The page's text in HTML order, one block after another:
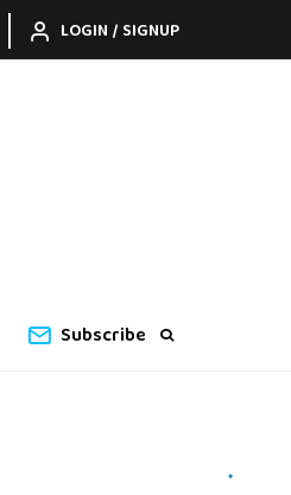
LOGIN / SIGNUP
Subscribe